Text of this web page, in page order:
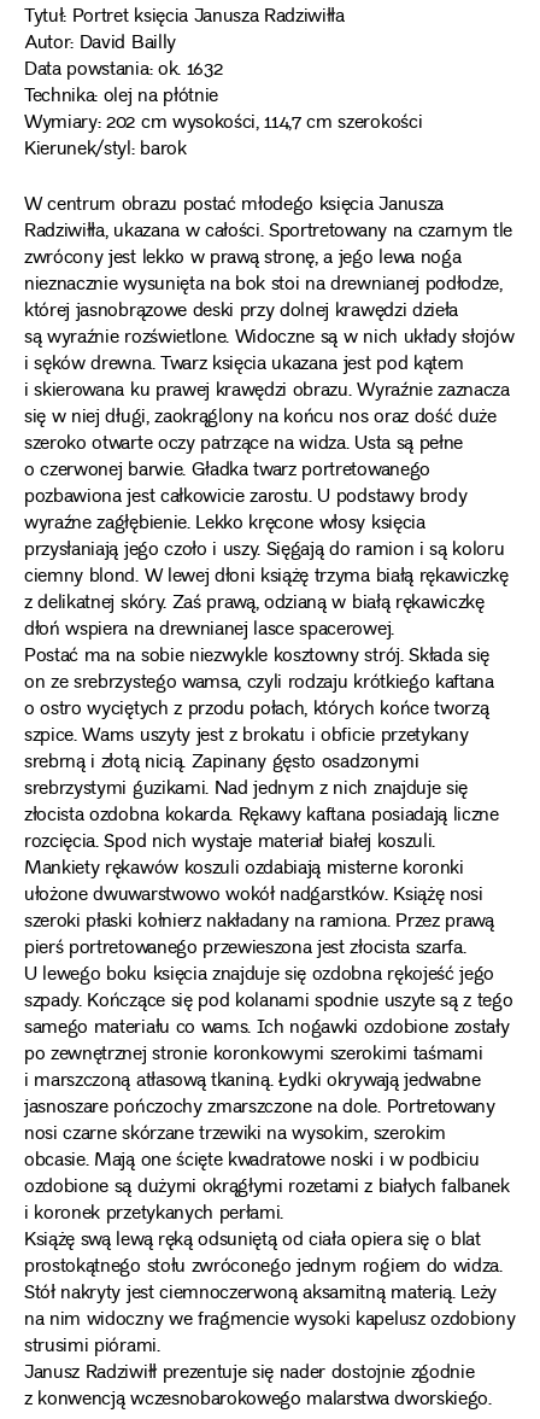
Tytuł: Portret księcia Janusza Radziwiłła
Autor: David Bailly
Data powstania: ok. 1632
Technika: olej na płótnie
Wymiary: 202 cm wysokości, 114,7 cm szerokości
Kierunek/styl: barok
W centrum obrazu postać młodego księcia Janusza
Radziwiłła, ukazana w całości. Sportretowany na czarnym tle
zwrócony jest lekko w prawą stronę, a jego lewa noga
nieznacznie wysunięta na bok stoi na drewnianej podłodze,
której jasnobrązowe deski przy dolnej krawędzi dzieła
są wyraźnie rozświetlone. Widoczne są w nich układy słojów
i sęków drewna. Twarz księcia ukazana jest pod kątem
i skierowana ku prawej krawędzi obrazu. Wyraźnie zaznacza
się w niej długi, zaokrąglony na końcu nos oraz dość duże
szeroko otwarte oczy patrzące na widza. Usta są pełne
o czerwonej barwie. Gładka twarz portretowanego
pozbawiona jest całkowicie zarostu. U podstawy brody
wyraźne zagłębienie. Lekko kręcone włosy księcia
przysłaniają jego czoło i uszy. Sięgają do ramion i są koloru
ciemny blond. W lewej dłoni książę trzyma białą rękawiczkę
z delikatnej skóry. Zaś prawą, odzianą w białą rękawiczkę
dłoń wspiera na drewnianej lasce spacerowej.
Postać ma na sobie niezwykle kosztowny strój. Składa się
on ze srebrzystego wamsa, czyli rodzaju krótkiego kaftana
o ostro wyciętych z przodu połach, których końce tworzą
szpice. Wams uszyty jest z brokatu i obficie przetykany
srebrną i złotą nicią. Zapinany gęsto osadzonymi
srebrzystymi guzikami. Nad jednym z nich znajduje się
złocista ozdobna kokarda. Rękawy kaftana posiadają liczne
rozcięcia. Spod nich wystaje materiał białej koszuli.
Mankiety rękawów koszuli ozdabiają misterne koronki
ułożone dwuwarstwowo wokół nadgarstków. Książę nosi
szeroki płaski kołnierz nakładany na ramiona. Przez prawą
pierś portretowanego przewieszona jest złocista szarfa.
U lewego boku księcia znajduje się ozdobna rękojeść jego
szpady. Kończące się pod kolanami spodnie uszyte są z tego
samego materiału co wams. Ich nogawki ozdobione zostały
po zewnętrznej stronie koronkowymi szerokimi taśmami
i marszczoną atłasową tkaniną. Łydki okrywają jedwabne
jasnoszare pończochy zmarszczone na dole. Portretowany
nosi czarne skórzane trzewiki na wysokim, szerokim
obcasie. Mają one ścięte kwadratowe noski i w podbiciu
ozdobione są dużymi okrągłymi rozetami z białych falbanek
i koronek przetykanych perłami.
Książę swą lewą ręką odsuniętą od ciała opiera się o blat
prostokątnego stołu zwróconego jednym rogiem do widza.
Stół nakryty jest ciemnoczerwoną aksamitną materią. Leży
na nim widoczny we fragmencie wysoki kapelusz ozdobiony
strusimi piórami.
Janusz Radziwiłł prezentuje się nader dostojnie zgodnie
z konwencją wczesnobarokowego malarstwa dworskiego.